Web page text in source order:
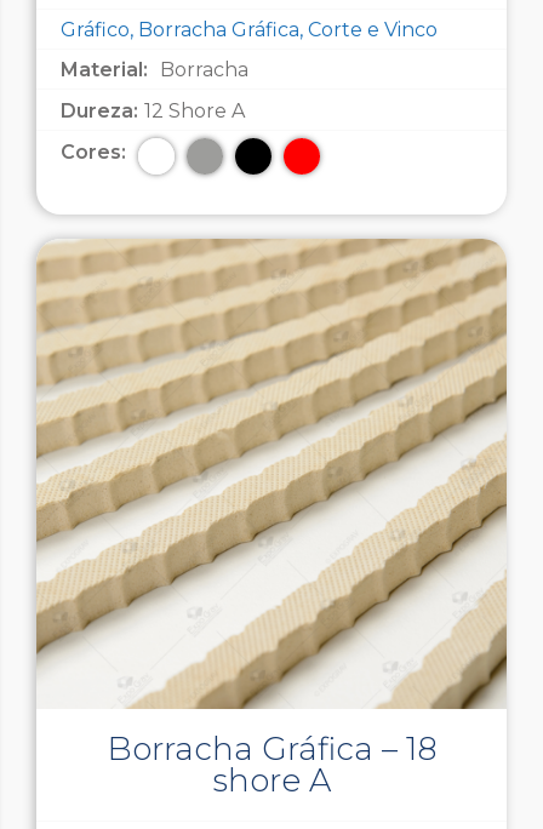
Gráfico, Borracha Gráfica, Corte e Vinco
Material:
Borracha
Dureza: 12 Shore A
Cores:
Borracha Gráfica – 18
shore A